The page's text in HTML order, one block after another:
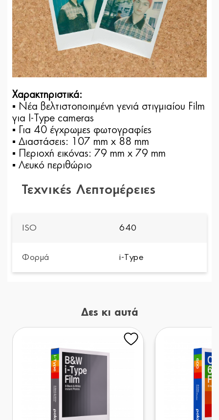
Χαρακτηριστικά:
▪ Νέα βελτιστοποιημένη γενιά στιγμιαίου Film
για Ι-Τype cameras
▪ Για 40 έγχρωμες φωτογραφίες
▪ Διαστάσεις: 107 mm x 88 mm
▪ Περιοχή εικόνας: 79 mm x 79 mm
▪ Λευκό περιθώριο
Τεχνικές Λεπτομέρειες
ISO 640
Φορμά i-Type
Δες κι αυτά